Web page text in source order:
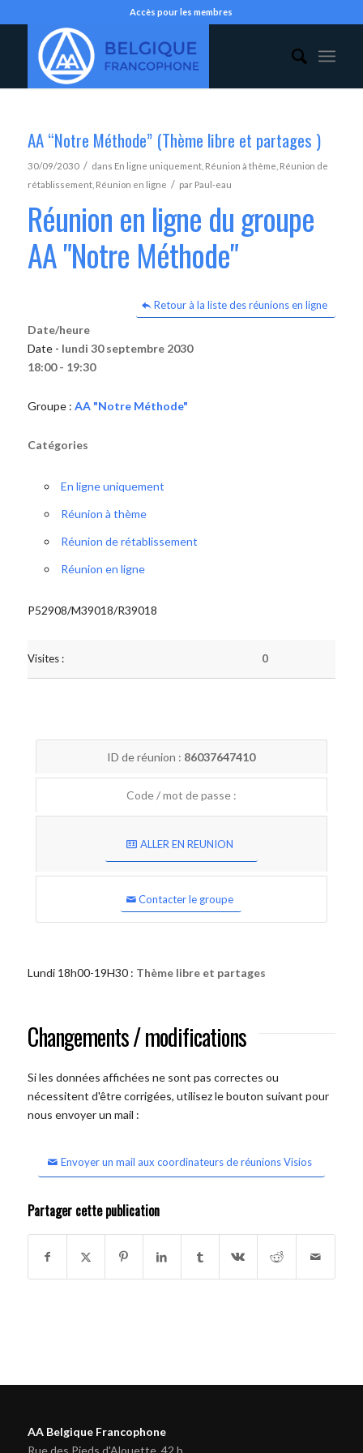
Accès pour les membres
AA “Notre Méthode” (Thème libre et partages )
30/09/2030 / dans En ligne uniquement, Réunion à thème Réunion de
rétablissement, Réunion en ligne / par Paul-eau
Réunion en ligne du groupe
AA "Notre Méthode"
Retour à la liste des réunions en ligne
Date/heure
Date - lundi 30 septembre 2030
18:00 - 19:30
Groupe : AA "Notre Méthode"
Catégories
En ligne uniquement
Réunion à thème
Réunion de rétablissement
Réunion en ligne
P52908/M39018/R39018
Visites : 0
ID de réunion : 86037647410
Code / mot de passe :
ALLER EN REUNION
Contacter le groupe
Lundi 18h00-19H30 : Thème libre et partages
Changements / modifications
Si les données affichées ne sont pas correctes ou
nécessitent d'être corrigées, utilisez le bouton suivant pour
nous envoyer un mail :
Envoyer un mail aux coordinateurs de réunions Visios
Partager cette publication
AA Belgique Francophone
Rue des Pieds d'Alouette, 42 b